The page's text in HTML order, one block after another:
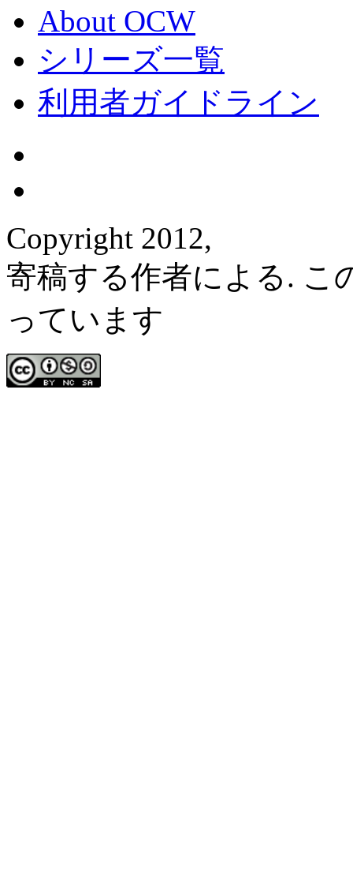
About OCW
シリーズ一覧
利用者ガイドライン
Copyright 2012,
寄稿する作者による. こ
っています